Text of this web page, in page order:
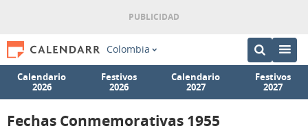
Colombia
Calendario
2026
Festivos
2026
Calendario
2027
Festivos
2027
Fechas Conmemorativas 1955